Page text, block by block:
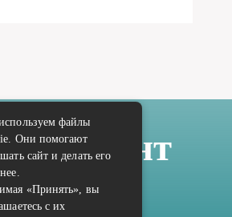
Ремонт
файлы
Они помогают
сайт и делать его
«Принять», вы
с их